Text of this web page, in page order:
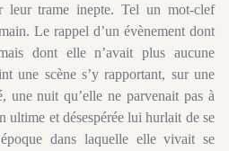
leur trame inepte. Tel un mot-clef
Le rappel d’un évènement dont
dont elle n’avait plus aucune
une scène s’y rapportant, sur une
une nuit qu’elle ne parvenait pas à
ultime et désespérée lui hurlait de se
dans laquelle elle vivait se